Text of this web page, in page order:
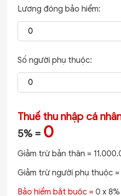
Lương đóng bảo hiểm:
Số người phụ thuộc:
Thuế thu nhập cá
5% = 0
Giảm trừ bản thân =
Giảm trừ người phụ thuộc =
Bảo hiểm bắt buộc = 0 x 8%